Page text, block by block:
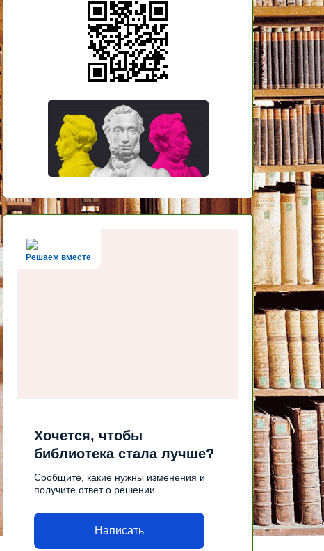
Решаем вместе
Хочется, чтобы
библиотека стала лучше?
Сообщите, какие нужны изменения и
получите ответ о решении
Написать